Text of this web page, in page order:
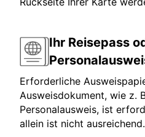
Ihr Reisepass
Erforderliche
Ausweisdokument, wie z.
Personalausweis, ist
allein ist nicht ausreichend.